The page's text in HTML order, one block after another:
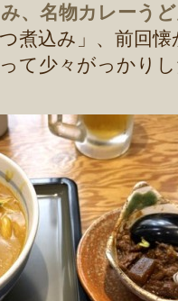
、名物カレーう
煮込み」、前回
て少々がっかり